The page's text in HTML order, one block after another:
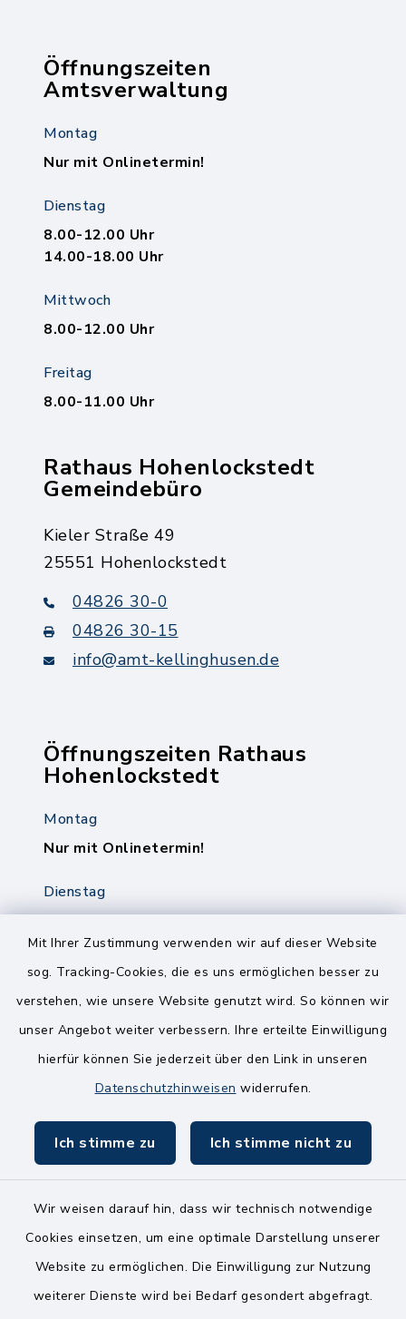
Mit Ihrer Zustimmung verwenden wir auf dieser Website
sog. Tracking-Cookies, die es uns ermöglichen besser zu
verstehen, wie unsere Website genutzt wird. So können wir
unser Angebot weiter verbessern. Ihre erteilte Einwilligung
hierfür können Sie jederzeit über den Link in unseren
Datenschutzhinweisen widerrufen.
Ich stimme zu Ich stimme nicht zu
Wir weisen darauf hin, dass wir technisch notwendige
Cookies einsetzen, um eine optimale Darstellung unserer
Website zu ermöglichen. Die Einwilligung zur Nutzung
weiterer Dienste wird bei Bedarf gesondert abgefragt.
Öffnungszeiten
Amtsverwaltung
Montag
Nur mit Onlinetermin!
Dienstag
8.00-12.00 Uhr
14.00-18.00 Uhr
Mittwoch
8.00-12.00 Uhr
Freitag
8.00-11.00 Uhr
Rathaus Hohenlockstedt
Gemeindebüro
Kieler Straße 49
25551 Hohenlockstedt
04826 30-0
04826 30-15
info@amt-kellinghusen.de
Öffnungszeiten Rathaus
Hohenlockstedt
Montag
Nur mit Onlinetermin!
Dienstag
8.00-12.00 Uhr
14.00-18.00 Uhr
Freitag
8.00-11.00 Uhr
Kontakt